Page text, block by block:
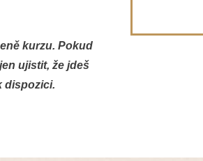
kurzu. Pokud
ujistit, že jdeš
dispozici.